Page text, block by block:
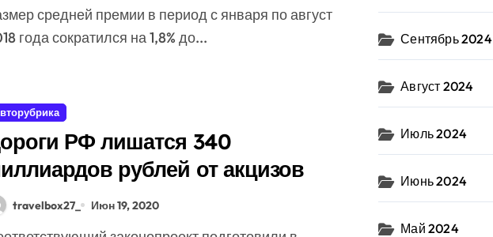
года сократился на 1,8% до...
РФ лишатся 340
рублей от акцизов
travelbox27_ Июн 19, 2020
Сентябрь 2024
Август 2024
Июль 2024
Июнь 2024
Май 2024